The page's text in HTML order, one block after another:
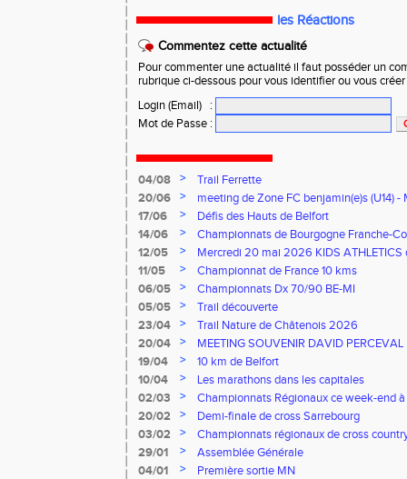
les Réactions
Commentez cette actualité
Pour commenter une actualité il faut posséder un
rubrique ci-dessous pour vous identifier ou vous
Login (Email)
:
Mot de Passe :
04/08 >
Trail Ferrette
20/06
>
meeting de Zone FC benjamin(e)s (U14) -
17/06
>
Défis des Hauts de Belfort
14/06
>
Championnats de Bourgogne Franche-
Florentin, le 14 juin 2026
12/05 >
Mercredi 20 mai 2026 KIDS ATHLETICS
11/05
>
Championnat de France 10 kms
06/05
>
Championnats Dx 70/90 BE-MI
05/05
>
Trail découverte
23/04
>
Trail Nature de Châtenois 2026
20/04
>
MEETING SOUVENIR DAVID PERCEVAL
19/04
>
10 km de Belfort
10/04
>
Les marathons dans les capitales
02/03
>
Championnats Régionaux ce week-end
20/02
>
Demi-finale de cross Sarrebourg
03/02
>
Championnats régionaux de cross
29/01
>
Assemblée Générale
04/01
>
Première sortie MN